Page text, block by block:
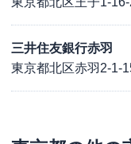
三井住友銀行赤羽
東京都北区赤羽2-1-